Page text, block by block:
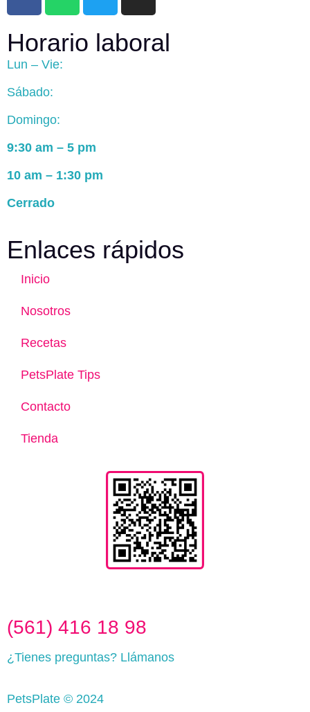
Horario laboral
Lun – Vie:
Sábado:
Domingo:
9:30 am – 5 pm
10 am – 1:30 pm
Cerrado
Enlaces rápidos
Inicio
Nosotros
Recetas
PetsPlate Tips
Contacto
Tienda
(561) 416 18 98
¿Tienes preguntas? Llámanos
PetsPlate © 2024